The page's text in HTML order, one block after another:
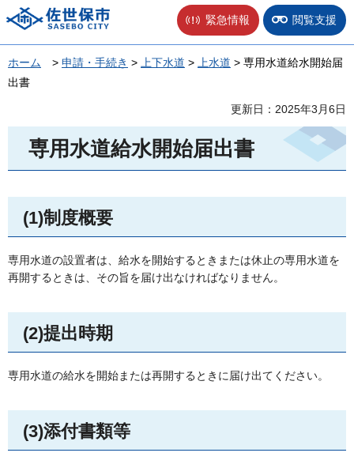
佐世保市 緊急情報 閲覧支援
ホーム > 申請・手続き > 上下水道 > 上水道 > 専用水道給水開始届
出書
更新日：2025年3月6日
専用水道給水開始届出書
(1)制度概要
専用水道の設置者は、給水を開始するときまたは休止の専用水道を
再開するときは、その旨を届け出なければなりません。
(2)提出時期
専用水道の給水を開始または再開するときに届け出てください。
(3)添付書類等